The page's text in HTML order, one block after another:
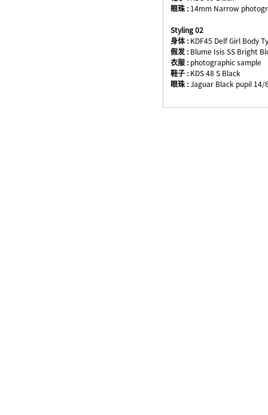
眼珠 : 14mm Narrow
Styling 02
身体 : KDF45 Delf Girl Body
假发 : Blume Isis SS Bright
衣服 : photographic sample
鞋子 : KDS 48 S Black
眼珠 :Jaguar Black pupil 14/